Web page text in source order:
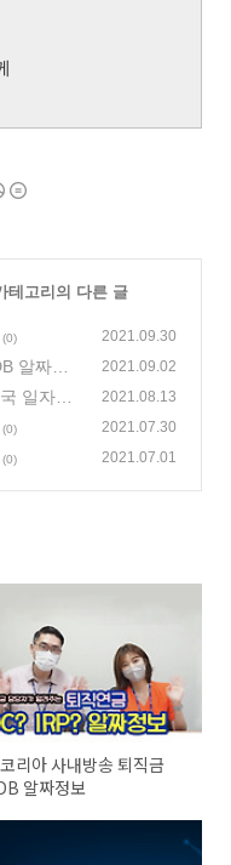
테고리의 다른 글
(0) 2021.09.30
알짜정
2021.09.02
일자리
2021.08.13
(0) 2021.07.30
(0) 2021.07.01
리아 사내방송 퇴직금
알짜정보